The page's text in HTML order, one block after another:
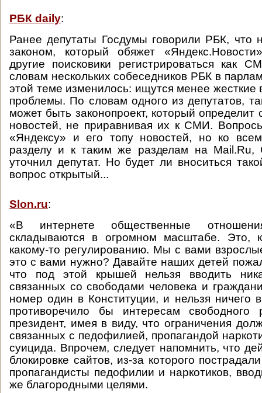
РБК daily:
Ранее депутаты Госдумы говорили РБК, что
законом, который обяжет
другие поисковики регистрироваться как
словам нескольких собеседников РБК в
этой теме изменилось: ищутся менее
проблемы. По словам одного из депутатов,
может быть законопроект, который определит
новостей, не приравнивая их к СМИ.
«Яндексу» и его топу новостей, но ко
разделу и к таким же разделам на Mail.Ru,
уточнил депутат. Но будет ли вноситься
вопрос открытый...
Slon.ru:
«В интернете общественные
складываются в огромном масштабе. Это,
какому-то регулированию. Мы с вами
это с вами нужно? Давайте наших детей
что под этой крышей нельзя вводить
связанных со свободами человека и
номер один в Конституции, и нельзя ничего
противоречило бы интересам свободного
президент, имея в виду, что ограничения
связанных с педофилией, пропагандой
суицида. Впрочем, следует напомнить, что
блокировке сайтов, из-за которого
пропагандисты педофилии и наркотиков,
же благородными целями.